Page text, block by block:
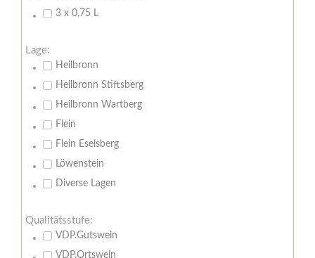
3 x 0,75 L
Lage:
Heilbronn
Heilbronn Stiftsberg
Heilbronn Wartberg
Flein
Flein Eselsberg
Löwenstein
Diverse Lagen
Qualitätsstufe:
VDP.Gutswein
VDP.Ortswein